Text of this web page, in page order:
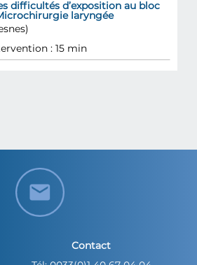
difficultés d’exposition au bloc
laryngée
: 15 min
Contact